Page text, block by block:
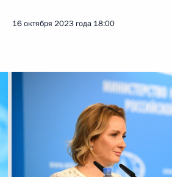
16 октября 2023 года 18:00